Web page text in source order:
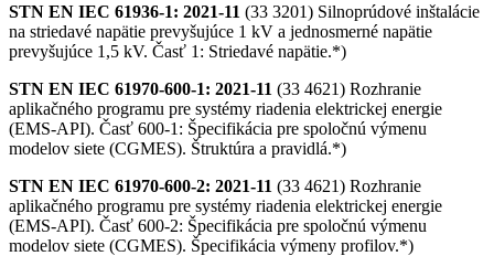
STN EN IEC 61936-1: 2021-11 (33 3201) Silnoprúdové inštalácie
na striedavé napätie prevyšujúce 1 kV a jednosmerné napätie
prevyšujúce 1,5 kV. Časť 1: Striedavé napätie.*)
STN EN IEC 61970-600-1: 2021-11 (33 4621) Rozhranie
aplikačného programu pre systémy riadenia elektrickej energie
(EMS-API). Časť 600-1: Špecifikácia pre spoločnú výmenu
modelov siete (CGMES). Štruktúra a pravidlá.*)
STN EN IEC 61970-600-2: 2021-11 (33 4621) Rozhranie
aplikačného programu pre systémy riadenia elektrickej energie
(EMS-API). Časť 600-2: Špecifikácia pre spoločnú výmenu
modelov siete (CGMES). Špecifikácia výmeny profilov.*)